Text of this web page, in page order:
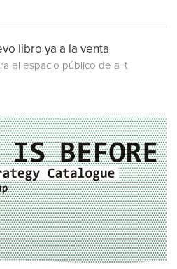
libro ya a la venta
el espacio público de a+t